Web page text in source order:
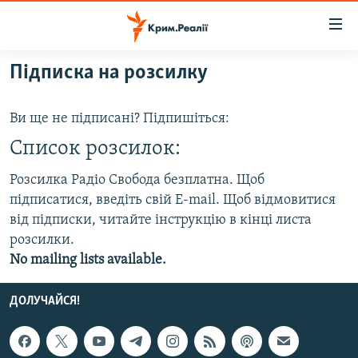
Перейти
до
матеріалу
Перейти
основної
навігації
Перейти
до
пошуку
НОВИНИ
ВОДА.КРИМ
ВІДЕО ТА ФОТО
ПОЛІТИКА
БЛОГИ
ПОГЛЯД
ІНТЕРВ'Ю
ВСЕ ЗА ДЕНЬ
ДЕПОРТАЦІЯ
ЯК ОБІЙТИ БЛОКУВАННЯ
Підписка на розсилку
Ви ще не підписані? Підпишіться:
Список розсилок:
Розсилка Радіо Свобода безплатна. Щоб
підписатися, введіть свій E-mail. Щоб відмовитися
від підписки, читайте інструкцію в кінці листа
розсилки.
No mailing lists available.
ДОЛУЧАЙСЯ!